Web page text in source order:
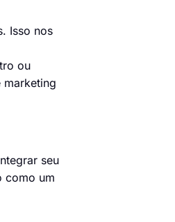
Isso nos
ou
marketing
seu
como um